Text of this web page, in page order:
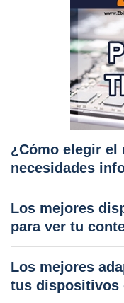
¿Cómo elegir el
necesidades
Los mejores
para ver tu
Los mejores
tus dispositivos